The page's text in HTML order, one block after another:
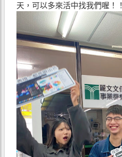
天，可以多來活中找我們喔！！